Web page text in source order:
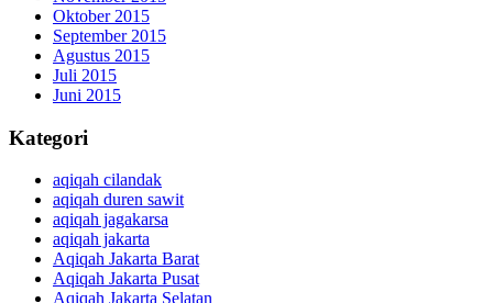
Oktober 2015
September 2015
Agustus 2015
Juli 2015
Juni 2015
Kategori
aqiqah cilandak
aqiqah duren sawit
aqiqah jagakarsa
aqiqah jakarta
Aqiqah Jakarta Barat
Aqiqah Jakarta Pusat
Aqiqah Jakarta Selatan